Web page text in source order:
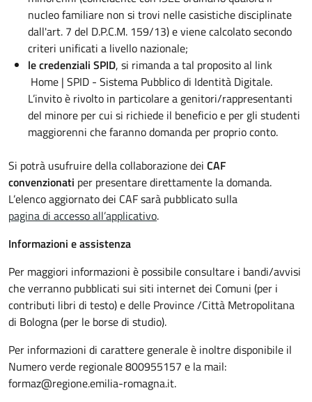
nucleo familiare non si trovi nelle casistiche disciplinate
dall'art. 7 del D.P.C.M. 159/13) e viene calcolato secondo
criteri unificati a livello nazionale;
le credenziali SPID, si rimanda a tal proposito al link
Home | SPID - Sistema Pubblico di Identità Digitale.
L’invito è rivolto in particolare a genitori/rappresentanti
del minore per cui si richiede il beneficio e per gli studenti
maggiorenni che faranno domanda per proprio conto.
Si potrà usufruire della collaborazione dei CAF
convenzionati per presentare direttamente la domanda.
L’elenco aggiornato dei CAF sarà pubblicato sulla
pagina di accesso all’applicativo.
Informazioni e assistenza
Per maggiori informazioni è possibile consultare i bandi/avvisi
che verranno pubblicati sui siti internet dei Comuni (per i
contributi libri di testo) e delle Province /Città Metropolitana
di Bologna (per le borse di studio).
Per informazioni di carattere generale è inoltre disponibile il
Numero verde regionale 800955157 e la mail:
formaz@regione.emilia-romagna.it.